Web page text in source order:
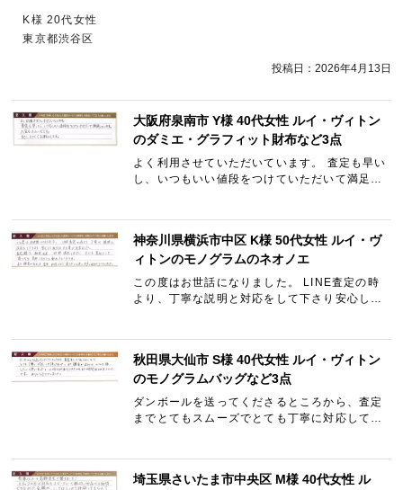
K様 20代女性
東京都渋谷区
投稿日： 2026年4月13日
大阪府泉南市 Y様 40代女性 ルイ・ヴィトン
のダミエ・グラフィット財布など3点
よく利用させていただいています。 査定も早い
し、いつもいい値段をつけていただいて満足し
神奈川県横浜市中区 K様 50代女性 ルイ・ヴ
ィトンのモノグラムのネオノエ
この度はお世話になりました。 LINE査定の時
より、丁寧な説明と対応をして下さり安心して
秋田県大仙市 S様 40代女性 ルイ・ヴィトン
のモノグラムバッグなど3点
ダンボールを送ってくださるところから、査定
までとてもスムーズでとても丁寧に対応して頂
埼玉県さいたま市中央区 M様 40代女性 ル